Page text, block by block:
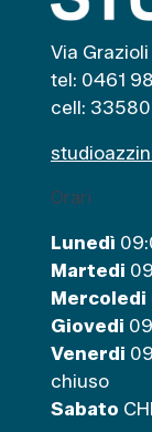
Via
tel: 0461
cell:
Orari
Lunedì
Martedi
Mercoledi
Giovedi
Venerdi
chiuso
Sabato